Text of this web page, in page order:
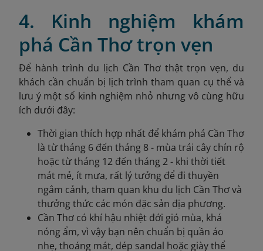
4. Kinh nghiệm khám
phá Cần Thơ trọn vẹn
Để hành trình du lịch Cần Thơ thật trọn vẹn, du
khách cần chuẩn bị lịch trình tham quan cụ thể và
lưu ý một số kinh nghiệm nhỏ nhưng vô cùng hữu
ích dưới đây:
Thời gian thích hợp nhất để khám phá Cần Thơ
là từ tháng 6 đến tháng 8 - mùa trái cây chín rộ
hoặc từ tháng 12 đến tháng 2 - khi thời tiết
mát mẻ, ít mưa, rất lý tưởng để đi thuyền
ngắm cảnh, tham quan khu du lịch Cần Thơ và
thưởng thức các món đặc sản địa phương.
Cần Thơ có khí hậu nhiệt đới gió mùa, khá
nóng ẩm, vì vậy bạn nên chuẩn bị quần áo
nhẹ, thoáng mát, dép sandal hoặc giày thể